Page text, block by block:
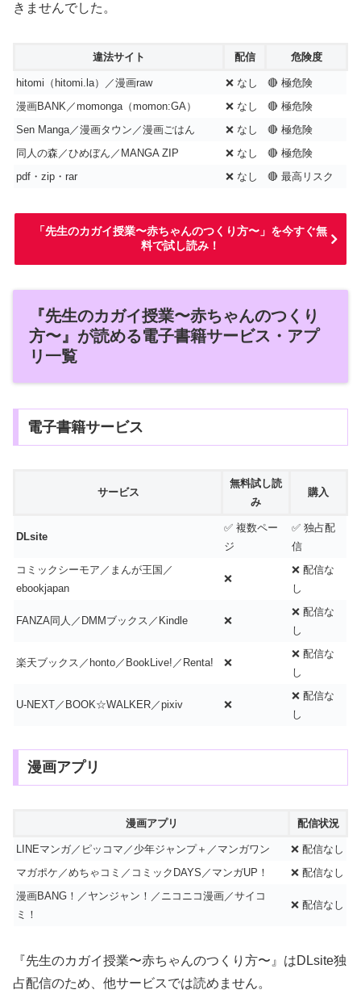
きませんでした。
違法サイト 配信 危険度
hitomi（hitomi.la）／漫画raw ❌ なし
🔴 極危険
漫画BANK／momonga（momon:GA）
❌ なし
🔴 極危険
Sen Manga／漫画タウン／漫画ごはん
❌ なし
🔴 極危険
同人の森／ひめぼん／MANGA ZIP
❌ なし
🔴 極危険
pdf・zip・rar
❌ なし 🔴 最高リスク
「先生のカガイ授業〜赤ちゃんのつくり方〜」を今すぐ無
料で試し読み！
『先生のカガイ授業〜赤ちゃんのつくり
方〜』が読める電子書籍サービス・アプ
リ一覧
電子書籍サービス
サービス
無料試し読
み
購入
DLsite
✅ 複数ペー
ジ
✅ 独占配
信
コミックシーモア／まんが王国／
ebookjapan
❌
❌ 配信な
し
FANZA同人／DMMブックス／Kindle ❌
❌ 配信な
し
楽天ブックス／honto／BookLive!／Renta! ❌
❌ 配信な
し
U-NEXT／BOOK☆WALKER／pixiv ❌
❌ 配信な
し
漫画アプリ
漫画アプリ 配信状況
LINEマンガ／ピッコマ／少年ジャンプ＋／マンガワン
❌ 配信なし
マガポケ／めちゃコミ／コミックDAYS／マンガUP！
❌ 配信なし
漫画BANG！／ヤンジャン！／ニコニコ漫画／サイコ
ミ！
❌ 配信なし
『先生のカガイ授業〜赤ちゃんのつくり方〜』はDLsite独
占配信のため、他サービスでは読めません。